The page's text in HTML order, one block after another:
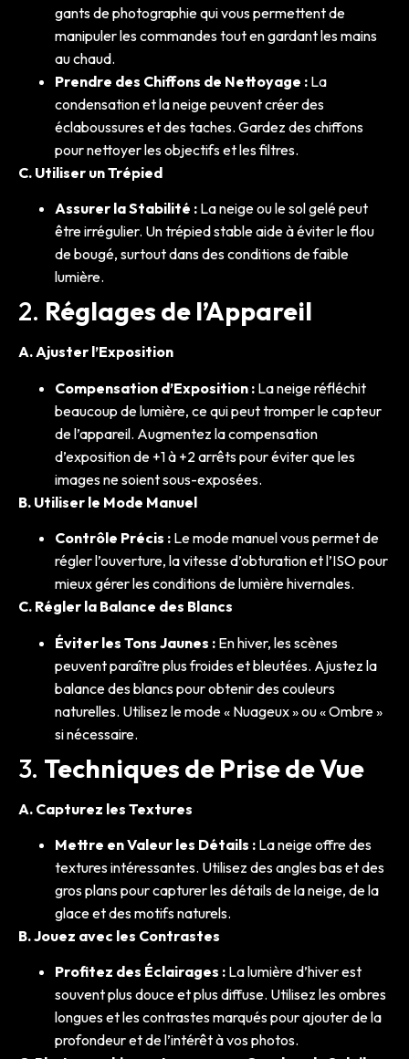
gants de photographie qui vous permettent de
manipuler les commandes tout en gardant les mains
au chaud.
Prendre des Chiffons de Nettoyage : La
condensation et la neige peuvent créer des
éclaboussures et des taches. Gardez des chiffons
pour nettoyer les objectifs et les filtres.
C. Utiliser un Trépied
Assurer la Stabilité : La neige ou le sol gelé peut
être irrégulier. Un trépied stable aide à éviter le flou
de bougé, surtout dans des conditions de faible
lumière.
2. Réglages de l’Appareil
A. Ajuster l’Exposition
Compensation d’Exposition : La neige réfléchit
beaucoup de lumière, ce qui peut tromper le capteur
de l’appareil. Augmentez la compensation
d’exposition de +1 à +2 arrêts pour éviter que les
images ne soient sous-exposées.
B. Utiliser le Mode Manuel
Contrôle Précis : Le mode manuel vous permet de
régler l’ouverture, la vitesse d’obturation et l’ISO pour
mieux gérer les conditions de lumière hivernales.
C. Régler la Balance des Blancs
Éviter les Tons Jaunes : En hiver, les scènes
peuvent paraître plus froides et bleutées. Ajustez la
balance des blancs pour obtenir des couleurs
naturelles. Utilisez le mode « Nuageux » ou « Ombre »
si nécessaire.
3. Techniques de Prise de Vue
A. Capturez les Textures
Mettre en Valeur les Détails : La neige offre des
textures intéressantes. Utilisez des angles bas et des
gros plans pour capturer les détails de la neige, de la
glace et des motifs naturels.
B. Jouez avec les Contrastes
Profitez des Éclairages : La lumière d’hiver est
souvent plus douce et plus diffuse. Utilisez les ombres
longues et les contrastes marqués pour ajouter de la
profondeur et de l’intérêt à vos photos.